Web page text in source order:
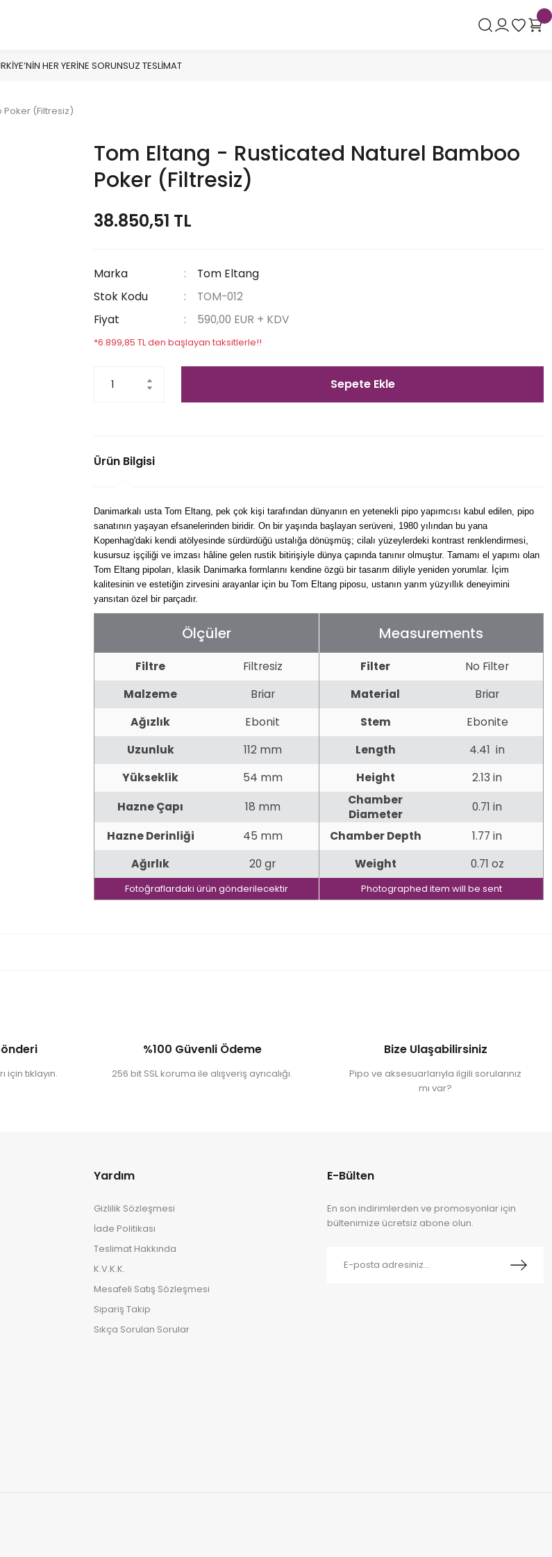
HER YERİNE SORUNSUZ TESLİMAT
(Filtresiz)
Tom Eltang - Rusticated Naturel Bamboo
Poker (Filtresiz)
38.850,51 TL
Marka
Tom Eltang
Stok Kodu
TOM-012
Fiyat
590,00 EUR + KDV
*6.899,85 TL den başlayan taksitlerle!!
Sepete Ekle
Ürün Bilgisi
Danimarkalı usta Tom Eltang, pek çok kişi tarafından dünyanın en yetenekli pipo yapımcısı kabul edilen, pipo
sanatının yaşayan efsanelerinden biridir. On bir yaşında başlayan serüveni, 1980 yılından bu yana
Kopenhag'daki kendi atölyesinde sürdürdüğü ustalığa dönüşmüş; cilalı yüzeylerdeki kontrast renklendirmesi,
kusursuz işçiliği ve imzası hâline gelen rustik bitirişiyle dünya çapında tanınır olmuştur. Tamamı el yapımı olan
Tom Eltang pipoları, klasik Danimarka formlarını kendine özgü bir tasarım diliyle yeniden yorumlar. İçim
kalitesinin ve estetiğin zirvesini arayanlar için bu Tom Eltang piposu, ustanın yarım yüzyıllık deneyimini
yansıtan özel bir parçadır.
Ölçüler Measurements
Filtre Filtresiz Filter
No Filter
Malzeme
Briar Material
Briar
Ağızlık
Ebonit Stem
Ebonite
Uzunluk
112 mm Length
4.41 in
Yükseklik
54 mm Height
2.13 in
Hazne Çapı
18 mm
Chamber
Diameter
0.71 in
Hazne Derinliği
45 mm Chamber Depth
1.77 in
Ağırlık
20 gr Weight 0.71 oz
Fotoğraflardaki ürün gönderilecektir Photographed item will be sent
tıklayın.
%100 Güvenli Ödeme
256 bit SSL koruma ile alışveriş ayrıcalığı.
Bize Ulaşabilirsiniz
Pipo ve aksesuarlarıyla ilgili sorularınız
mı var?
Yardım
Gizlilik Sözleşmesi
İade Politikası
Teslimat Hakkında
K.V.K.K.
Mesafeli Satış Sözleşmesi
Sipariş Takip
Sıkça Sorulan Sorular
E-Bülten
En son indirimlerden ve promosyonlar için
bültenimize ücretsiz abone olun.